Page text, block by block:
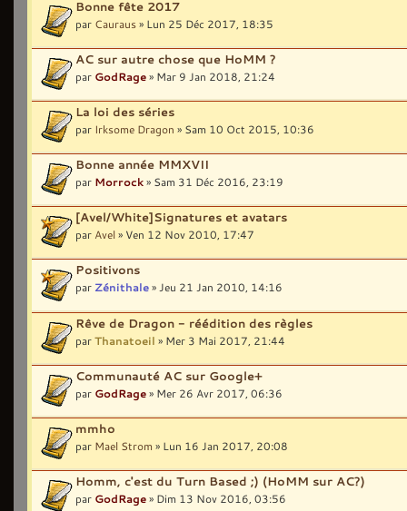
Bonne fête 2017
par Cauraus» Lun 25 Déc 2017, 18:35
AC sur autre chose que HoMM ?
par GodRage» Mar 9 Jan 2018, 21:24
La loi des séries
par Irksome Dragon » Sam 10 Oct 2015, 10:36
Bonne année MMXVII
par Morrock» Sam 31 Déc 2016, 23:19
[Avel/White]Signatures et avatars
par Avel» Ven 12 Nov 2010, 17:47
Positivons
par Zénithale» Jeu 21 Jan 2010, 14:16
Rêve de Dragon - réédition des règles
parThanatoeil » Mer 3 Mai 2017, 21:44
Communauté AC sur Google+
par GodRage» Mer 26 Avr 2017, 06:36
mmho
par Mael Strom » Lun 16 Jan 2017, 20:08
Homm, c'est du Turn Based ;) (HoMM sur AC?)
par GodRage» Dim 13 Nov 2016, 03:56